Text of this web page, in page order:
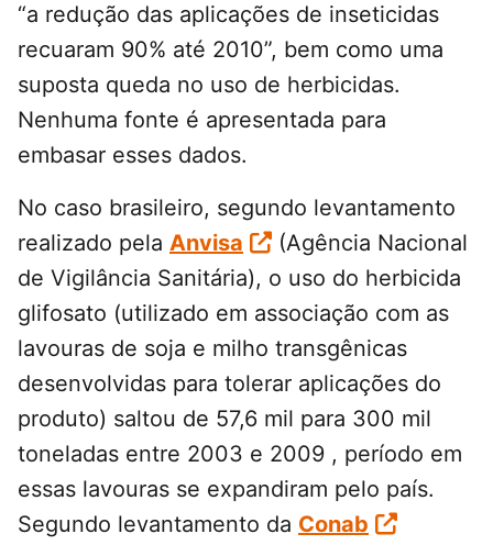
“a redução das aplicações de inseticidas
recuaram 90% até 2010”, bem como uma
suposta queda no uso de herbicidas.
Nenhuma fonte é apresentada para
embasar esses dados.
No caso brasileiro, segundo levantamento
realizado pela Anvisa
(Agência Nacional
de Vigilância Sanitária), o uso do herbicida
glifosato (utilizado em associação com as
lavouras de soja e milho transgênicas
desenvolvidas para tolerar aplicações do
produto) saltou de 57,6 mil para 300 mil
toneladas entre 2003 e 2009 , período em
essas lavouras se expandiram pelo país.
Segundo levantamento da Conab